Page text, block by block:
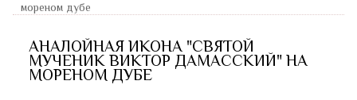
мореном дубе
АНАЛОЙНАЯ ИКОНА "СВЯТОЙ
МУЧЕНИК ВИКТОР ДАМАССКИЙ" НА
МОРЕНОМ ДУБЕ